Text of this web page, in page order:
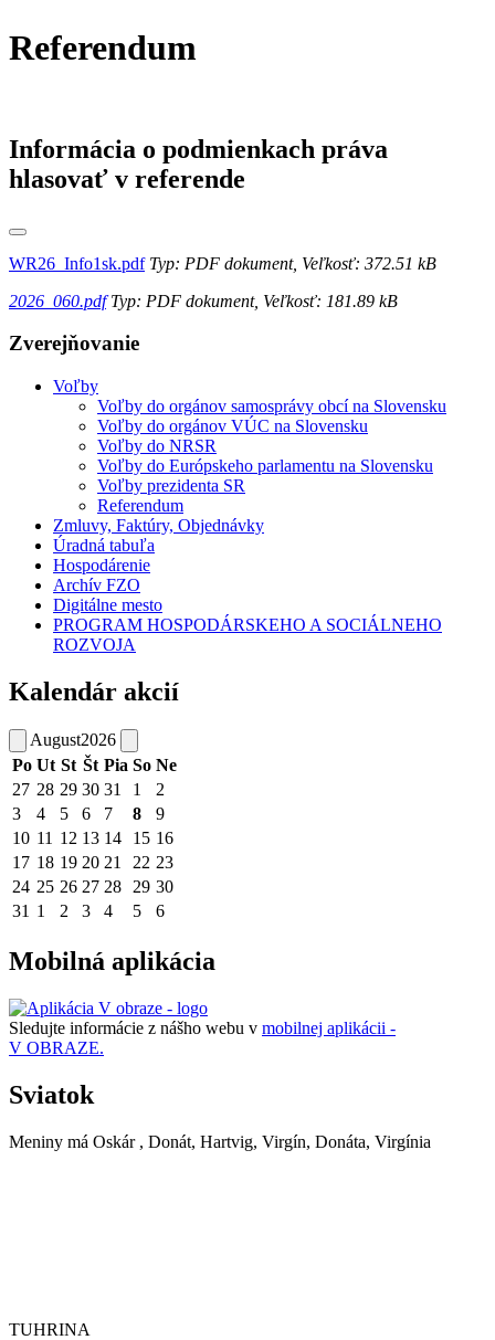
Referendum
Informácia o podmienkach práva
hlasovať v referende
WR26_Info1sk.pdfTyp: PDF dokument, Veľkosť: 372.51 kB
2026_060.pdfTyp: PDF dokument, Veľkosť: 181.89 kB
Zverejňovanie
Voľby
Voľby do orgánov samosprávy obcí na Slovensku
Voľby do orgánov VÚC na Slovensku
Voľby do NRSR
Voľby do Európskeho parlamentu na Slovensku
Voľby prezidenta SR
Referendum
Zmluvy, Faktúry, Objednávky
Úradná tabuľa
Hospodárenie
Archív FZO
Digitálne mesto
PROGRAM HOSPODÁRSKEHO A SOCIÁLNEHO
ROZVOJA
Kalendár akcií
August2026
Po Ut St Št Pia So Ne
27 28 29 30 31 1
2
3
4 5 6 7 8
9
10 11 12 13 14 15 16
17 18 19 20 21 22 23
24 25 26 27 28 29 30
31 1 2 3 4 5 6
Mobilná aplikácia
Sledujte informácie z nášho webu v mobilnej aplikácii -
V OBRAZE.
Sviatok
Meniny má Oskár , Donát, Hartvig, Virgín, Donáta, Virgínia
TUHRINA